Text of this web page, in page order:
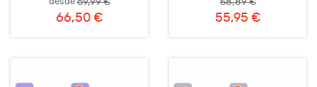
66,50 € 55,95 €